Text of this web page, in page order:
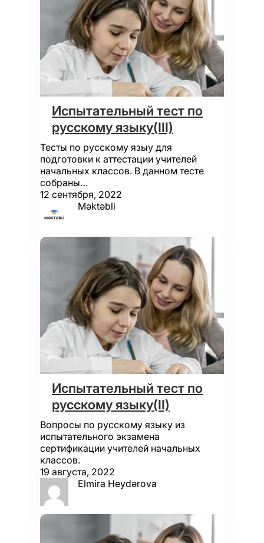
Испытательный тест по
русскому языку(III)
Тесты по русскому языу для
подготовки к аттестации учителей
начальных классов. В данном тесте
собраны…
12 сентября, 2022
Məktəbli
Испытательный тест по
русскому языку(II)
Вопросы по русскому языку из
испытательного экзамена
сертификации учителей начальных
классов.
19 августа, 2022
Elmira Heydərova